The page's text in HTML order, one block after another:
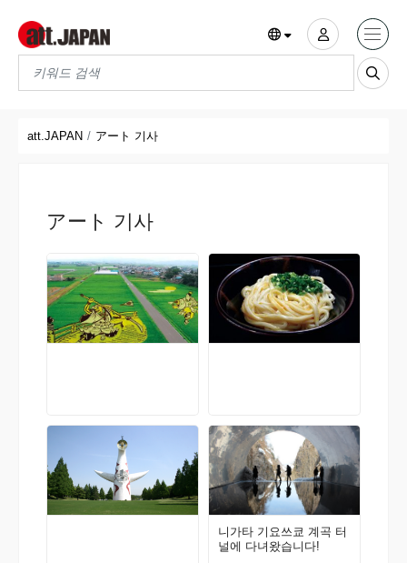
Translations title cont
att.JAPAN アート 기사
アート 기사
니가타 기요쓰쿄 계곡 터
널에 다녀왔습니다!